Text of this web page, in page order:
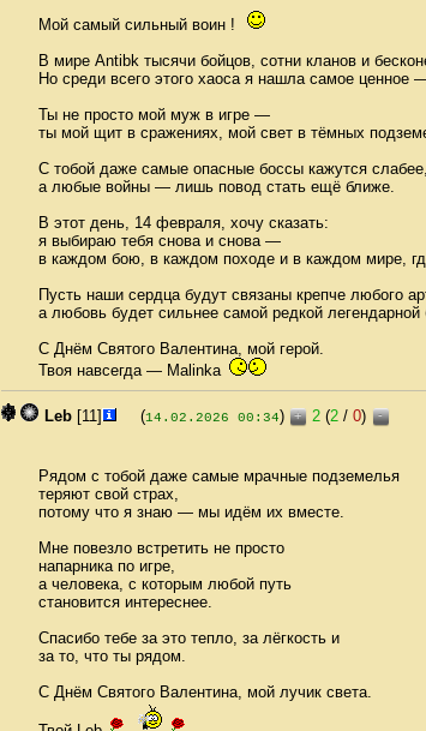
Мой самый сильный воин !
В мире Antibk тысячи бойцов, сотни кланов и
Но среди всего этого хаоса я нашла самое ценное
Ты не просто мой муж в игре —
ты мой щит в сражениях, мой свет в тёмных
С тобой даже самые опасные боссы кажутся слабее,
а любые войны — лишь повод стать ещё ближе.
В этот день, 14 февраля, хочу сказать:
я выбираю тебя снова и снова —
в каждом бою, в каждом походе и в каждом мире,
Пусть наши сердца будут связаны крепче любого
а любовь будет сильнее самой редкой легендарной
С Днём Святого Валентина, мой герой.
Твоя навсегда — Malinka
Leb[11] (14.02.2026 00:34) + 2 (2/ 0) -
Рядом с тобой даже самые мрачные подземелья
теряют свой страх,
потому что я знаю — мы идём их вместе.
Мне повезло встретить не просто
напарника по игре,
а человека, с которым любой путь
становится интереснее.
Спасибо тебе за это тепло, за лёгкость и
за то, что ты рядом.
С Днём Святого Валентина, мой лучик света.